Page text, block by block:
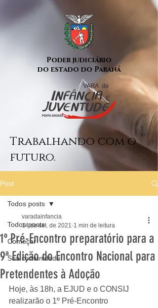
Poder judiciário
do estado do Paraná
Trabalhando com o
futuro.
Post
Todos posts
Começar
Sua comunidade
Todos posts
1º Pré-Encontro preparatório para a
9ª Edição do Encontro Nacional para
Pretendentes à Adoção
varadainfancia
14 de set. de 2021 1 min de leitura
Hoje, às 18h, a EJUD e o CONSIJ
realizarão o 1º Pré-Encontro